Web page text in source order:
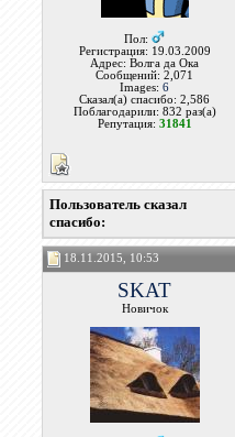
Пол:
Регистрация: 19.03.2009
Адрес: Волга да Ока
Сообщений: 2,071
Images:6
Сказал(а) спасибо: 2,586
Поблагодарили: 832 раз(а)
Репутация: 31841
Пользователь сказал
cпасибо:
18.11.2015, 10:53
SKAT
Новичок